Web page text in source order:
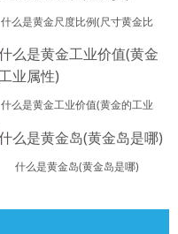
什么是黄金尺度比例(尺寸黄金比
什么是黄金工业价值(黄金的工业
什么是黄金岛(黄金岛是哪)